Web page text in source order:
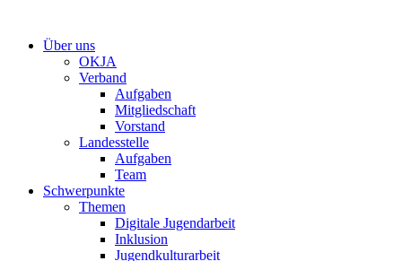
springenÜber uns
OKJA
Verband
Aufgaben
Mitgliedschaft
Vorstand
Landesstelle
Aufgaben
Team
Schwerpunkte
Themen
Digitale Jugendarbeit
Inklusion
Jugendkulturarbeit